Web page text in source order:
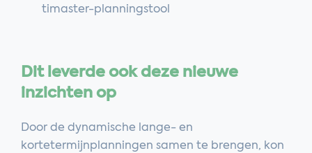
timaster-planningstool
Dit leverde ook deze nieuwe
inzichten op
Door de dynamische lange- en
kortetermijnplanningen samen te brengen, kon